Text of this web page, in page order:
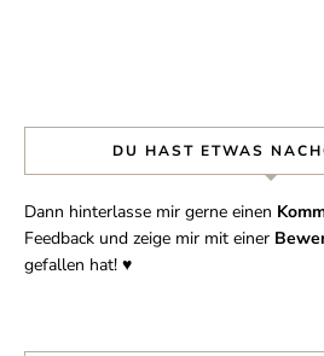
DU HAST ETWAS
Dann hinterlasse mir gerne einen
Feedback und zeige mir mit einer
gefallen hat! ♥︎